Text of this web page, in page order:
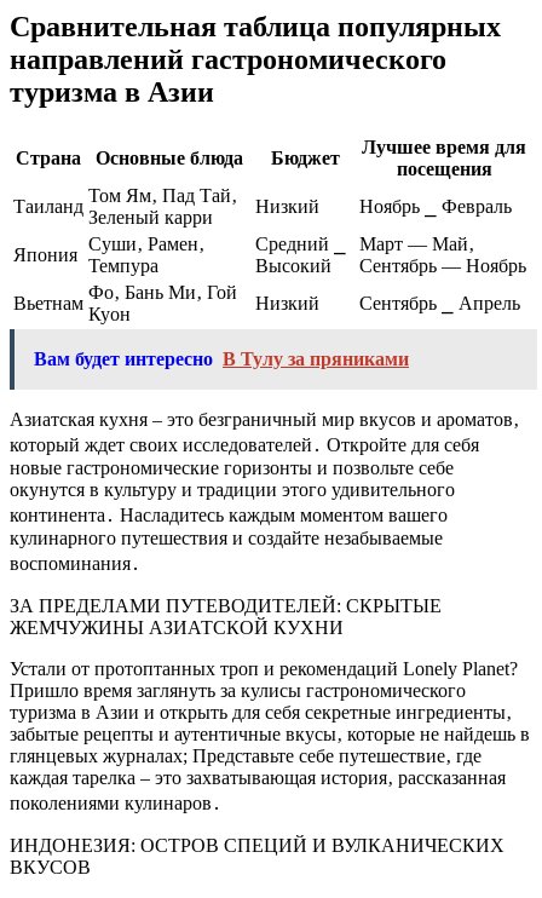
Сравнительная таблица популярных
направлений гастрономического
туризма в Азии
Страна Основные блюда Бюджет
Лучшее время для
посещения
Таиланд
Том Ям‚ Пад Тай‚
Зеленый карри
Низкий Ноябрь ⎯ Февраль
Япония
Суши‚ Рамен‚
Темпура
Средний ⎯
Высокий
Март — Май‚
Сентябрь — Ноябрь
Вьетнам
Фо‚ Бань Ми‚ Гой
Куон
Низкий Сентябрь ⎯ Апрель
Вам будет интересно В Тулу за пряниками
Азиатская кухня – это безграничный мир вкусов и ароматов‚
который ждет своих исследователей․ Откройте для себя
новые гастрономические горизонты и позвольте себе
окунутся в культуру и традиции этого удивительного
континента․ Насладитесь каждым моментом вашего
кулинарного путешествия и создайте незабываемые
воспоминания․
ЗА ПРЕДЕЛАМИ ПУТЕВОДИТЕЛЕЙ: СКРЫТЫЕ
ЖЕМЧУЖИНЫ АЗИАТСКОЙ КУХНИ
Устали от протоптанных троп и рекомендаций Lonely Planet?
Пришло время заглянуть за кулисы гастрономического
туризма в Азии и открыть для себя секретные ингредиенты‚
забытые рецепты и аутентичные вкусы‚ которые не найдешь в
глянцевых журналах; Представьте себе путешествие‚ где
каждая тарелка – это захватывающая история‚ рассказанная
поколениями кулинаров․
ИНДОНЕЗИЯ: ОСТРОВ СПЕЦИЙ И ВУЛКАНИЧЕСКИХ
ВКУСОВ